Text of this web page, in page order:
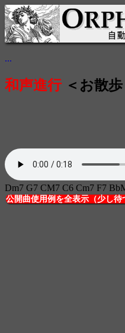
...
和声進行＜お散歩
Dm7 G7 CM7 C6 Cm7 F7
公開曲使用例を全表示（少し待